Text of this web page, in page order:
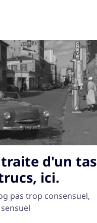
d'un tas
ici.
pas trop consensuel,